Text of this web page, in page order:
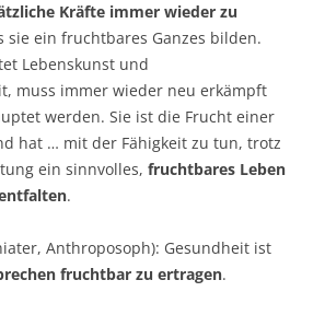
Kräfte immer wieder zu
sie ein fruchtbares Ganzes bilden.
Lebenskunst und
muss immer wieder neu erkämpft
werden. Sie ist die Frucht einer
hat … mit der Fähigkeit zu tun, trotz
ein sinnvolles, fruchtbares Leben
.
Anthroposoph): Gesundheit ist
fruchtbar zu ertragen.